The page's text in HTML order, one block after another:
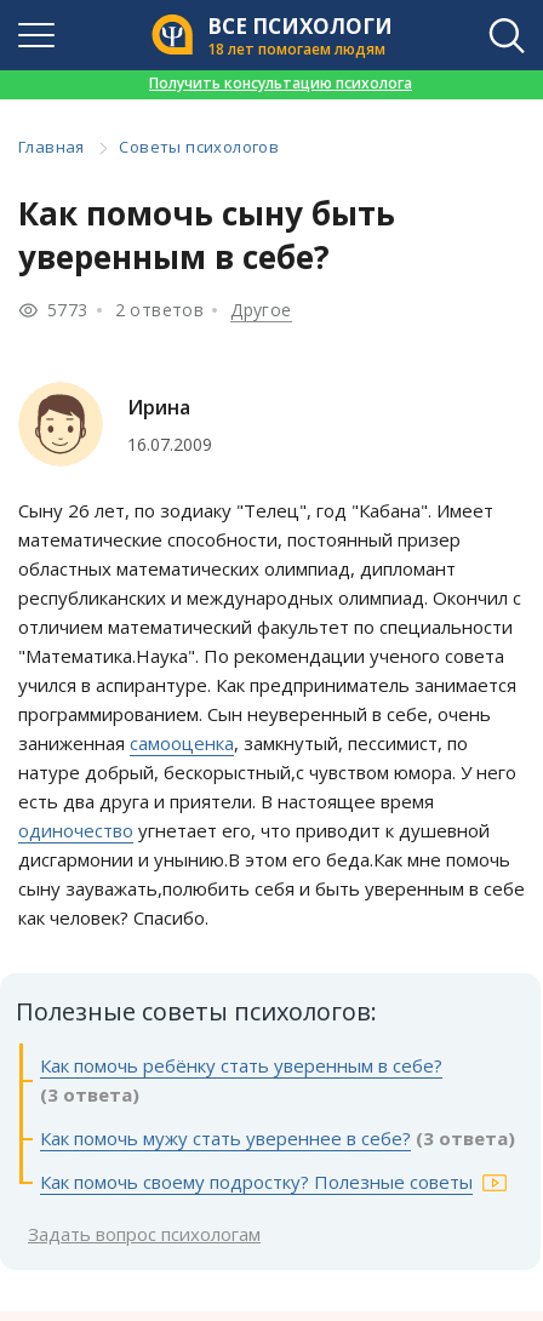
ВСЕ ПСИХОЛОГИ
18 лет помогаем людям
Получить консультацию психолога
Главная Советы психологов
Как помочь сыну быть
уверенным в себе?
5773 2 ответов Другое
Ирина
16.07.2009
Сыну 26 лет, по зодиаку "Телец", год "Кабана". Имеет
математические способности, постоянный призер
областных математических олимпиад, дипломант
республиканских и международных олимпиад. Окончил с
отличием математический факультет по специальности
"Математика.Наука". По рекомендации ученого совета
учился в аспирантуре. Как предприниматель занимается
программированием. Сын неуверенный в себе, очень
заниженная самооценка, замкнутый, пессимист, по
натуре добрый, бескорыстный,с чувством юмора. У него
есть два друга и приятели. В настоящее время
одиночество угнетает его, что приводит к душевной
дисгармонии и унынию.В этом его беда.Как мне помочь
сыну зауважать,полюбить себя и быть уверенным в себе
как человек? Спасибо.
Полезные советы психологов:
Как помочь ребёнку стать уверенным в себе?
(3 ответа)
Как помочь мужу стать увереннее в себе? (3 ответа)
Как помочь своему подростку? Полезные советы
Задать вопрос психологам